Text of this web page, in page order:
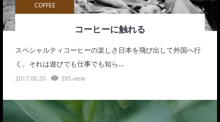
COFFEE
コーヒーに触れる
スペシャルティコーヒーの楽しさ日本を飛び出して外国へ行
く。それは遊びでも仕事でも知ら…
2017.06.20 395 view